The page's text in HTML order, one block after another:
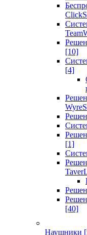
[10]
[4]
[1]
[40]
Наушники